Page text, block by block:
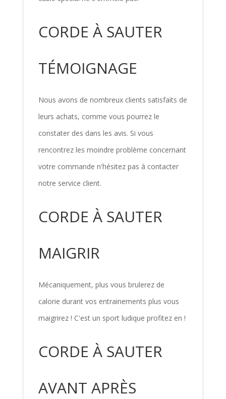
CORDE À SAUTER
TÉMOIGNAGE
Nous avons de nombreux clients satisfaits de
leurs achats, comme vous pourrez le
constater des dans les avis. Si vous
rencontrez les moindre problème concernant
votre commande n'hésitez pas à contacter
notre service client.
CORDE À SAUTER
MAIGRIR
Mécaniquement, plus vous brulerez de
calorie durant vos entrainements plus vous
maigrirez ! C'est un sport ludique profitez en !
CORDE À SAUTER
AVANT APRÈS